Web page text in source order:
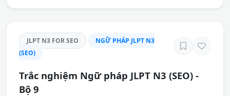
JLPT N3 FOR SEO
NGỮ PHÁP JLPT N3
(SEO)
Trắc nghiệm Ngữ pháp JLPT N3 (SEO) -
Bộ 9